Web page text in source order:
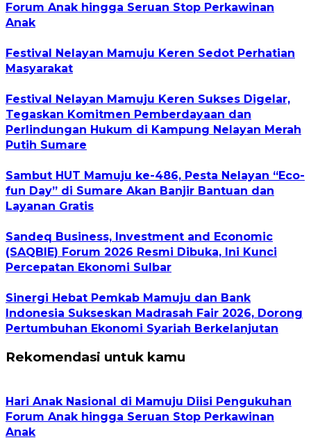
Forum Anak hingga Seruan Stop Perkawinan
Anak
Festival Nelayan Mamuju Keren Sedot Perhatian
Masyarakat
Festival Nelayan Mamuju Keren Sukses Digelar,
Tegaskan Komitmen Pemberdayaan dan
Perlindungan Hukum di Kampung Nelayan Merah
Putih Sumare
Sambut HUT Mamuju ke-486, Pesta Nelayan “Eco-
fun Day” di Sumare Akan Banjir Bantuan dan
Layanan Gratis
Sandeq Business, Investment and Economic
(SAQBIE) Forum 2026 Resmi Dibuka, Ini Kunci
Percepatan Ekonomi Sulbar
Sinergi Hebat Pemkab Mamuju dan Bank
Indonesia Sukseskan Madrasah Fair 2026, Dorong
Pertumbuhan Ekonomi Syariah Berkelanjutan
Rekomendasi untuk kamu
Hari Anak Nasional di Mamuju Diisi Pengukuhan
Forum Anak hingga Seruan Stop Perkawinan
Anak